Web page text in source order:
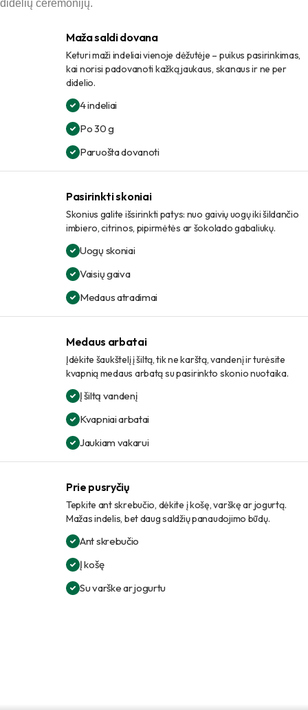
didelių ceremonijų.
Maža saldi dovana
Keturi maži indeliai vienoje dėžutėje – puikus pasirinkimas,
kai norisi padovanoti kažką jaukaus, skanaus ir ne per
didelio.
4 indeliai
Po 30 g
Paruošta dovanoti
Pasirinkti skoniai
Skonius galite išsirinkti patys: nuo gaivių uogų iki šildančio
imbiero, citrinos, pipirmėtės ar šokolado gabaliukų.
Uogų skoniai
Vaisių gaiva
Medaus atradimai
Medaus arbatai
Įdėkite šaukštelį į šiltą, tik ne karštą, vandenį ir turėsite
kvapnią medaus arbatą su pasirinkto skonio nuotaika.
Į šiltą vandenį
Kvapniai arbatai
Jaukiam vakarui
Prie pusryčių
Tepkite ant skrebučio, dėkite į košę, varškę ar jogurtą.
Mažas indelis, bet daug saldžių panaudojimo būdų.
Ant skrebučio
Į košę
Su varške ar jogurtu